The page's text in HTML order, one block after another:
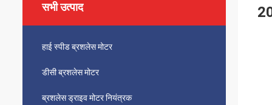
सभी उत्पाद
हाई स्पीड ब्रशलेस मोटर
डीसी ब्रशलेस मोटर
ब्रशलेस ड्राइव मोटर नियंत्रक